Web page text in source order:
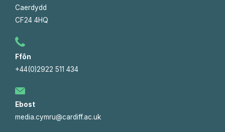
Caerdydd
CF24 4HQ
Ffôn
+44(0)2922 511 434
Ebost
media.cymru@cardiff.ac.uk